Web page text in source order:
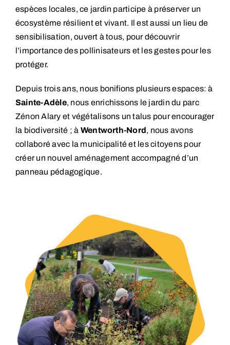
espèces locales, ce jardin participe à préserver un
écosystème résilient et vivant. Il est aussi un lieu de
sensibilisation, ouvert à tous, pour découvrir
l’importance des pollinisateurs et les gestes pour les
protéger.
Depuis trois ans, nous bonifions plusieurs espaces: à
Sainte-Adèle, nous enrichissons le jardin du parc
Zénon Alary et végétalisons un talus pour encourager
la biodiversité ; à Wentworth-Nord, nous avons
collaboré avec la municipalité et les citoyens pour
créer un nouvel aménagement accompagné d’un
panneau pédagogique.